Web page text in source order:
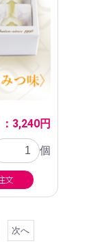
3,240円
個
文
次へ